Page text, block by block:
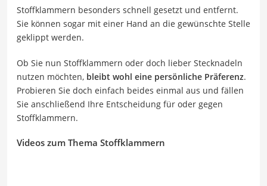
Stoffklammern besonders schnell gesetzt und entfernt.
Sie können sogar mit einer Hand an die gewünschte Stelle
geklippt werden.
Ob Sie nun Stoffklammern oder doch lieber Stecknadeln
nutzen möchten, bleibt wohl eine persönliche Präferenz.
Probieren Sie doch einfach beides einmal aus und fällen
Sie anschließend Ihre Entscheidung für oder gegen
Stoffklammern.
Videos zum Thema Stoffklammern